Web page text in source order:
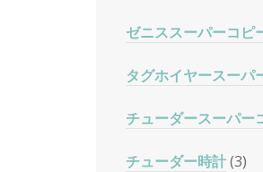
ゼニススーパーコピ
タグホイヤースーパ
チューダースーパー
チューダー時計(3)